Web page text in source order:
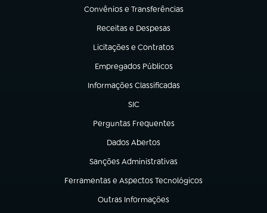
Convênios e Transferências
(abre em nova aba)
Receitas e Despesas
(abre em nova aba)
Licitações e Contratos
(abre em nova aba)
Empregados Públicos
(abre em nova aba)
Informações Classificadas
(abre em nova aba)
SIC
(abre em nova aba)
Perguntas Frequentes
(abre em nova aba)
Dados Abertos
(abre em nova aba)
Sanções Administrativas
(abre em nova aba)
Ferramentas e Aspectos Tecnológicos
(abre em nova aba)
Outras Informações
(abre em nova aba)